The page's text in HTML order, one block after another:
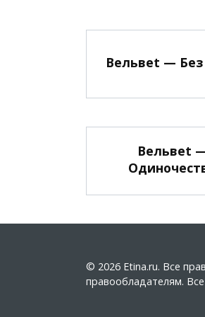
Вельвеt —
Вельвеt
© 2026 Etina.ru. Все
правообладателям.